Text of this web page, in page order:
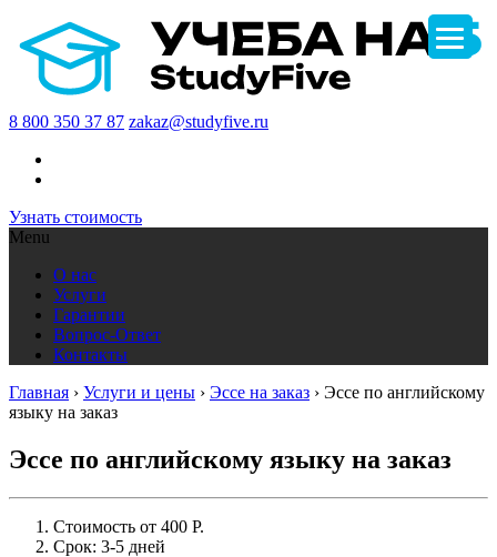
8 800 350 37 87 zakaz@studyfive.ru
Узнать стоимость
Menu
О нас
Услуги
Гарантии
Вопрос-Ответ
Контакты
Главная › Услуги и цены › Эссе на заказ › Эссе по английскому
языку на заказ
Эссе по английскому языку на заказ
Стоимость от 400 Р.
Срок: 3-5 дней